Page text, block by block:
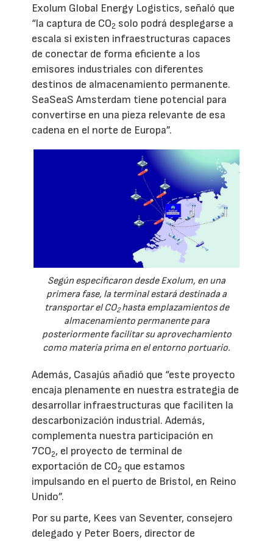
Exolum Global Energy Logistics, señaló que
“la captura de CO2 solo podrá desplegarse a
escala si existen infraestructuras capaces
de conectar de forma eficiente a los
emisores industriales con diferentes
destinos de almacenamiento permanente.
SeaSeaS Amsterdam tiene potencial para
convertirse en una pieza relevante de esa
cadena en el norte de Europa”.
Según especificaron desde Exolum, en una
primera fase, la terminal estará destinada a
transportar el CO2hasta emplazamientos de
almacenamiento permanente para
posteriormente facilitar su aprovechamiento
como materia prima en el entorno portuario.
Además, Casajús añadió que “este proyecto
encaja plenamente en nuestra estrategia de
desarrollar infraestructuras que faciliten la
descarbonización industrial. Además,
complementa nuestra participación en
7CO2, el proyecto de terminal de
exportación de CO2 que estamos
impulsando en el puerto de Bristol, en Reino
Unido”.
Por su parte, Kees van Seventer, consejero
delegado y Peter Boers, director de